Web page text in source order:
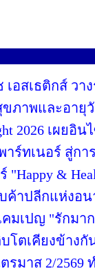
อสเธติกส์ วา
ขภาพและอายุ
2026 เผย
ร์ทเนอร์ สู่กา
&
ค้าปลีกแห่งอ
คมเปญ "รักม
โตเคียงข้างกั
มาส 2/2569